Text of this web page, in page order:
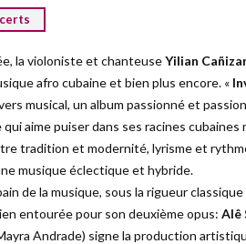
la violoniste et chanteuseYilian
afro cubaine et bien plus encore. «
musical, un album passionné et
aime puiser dans ses racines cubaines
tradition et modernité, lyrisme et
musique éclectique et hybride.
de la musique, sous la rigueur
entourée pour son deuxième opus: Alê
Andrade) signe la production